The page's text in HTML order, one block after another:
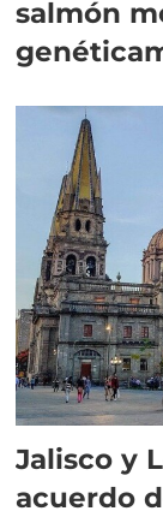
salmón
Jalisco y
acuerdo